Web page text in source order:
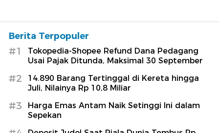
Berita Terpopuler
#1
Tokopedia-Shopee Refund Dana Pedagang
Usai Pajak Ditunda, Maksimal 30 September
#2
14.890 Barang Tertinggal di Kereta hingga
Juli, Nilainya Rp 10,8 Miliar
#3
Harga Emas Antam Naik Setinggi Ini dalam
Sepekan